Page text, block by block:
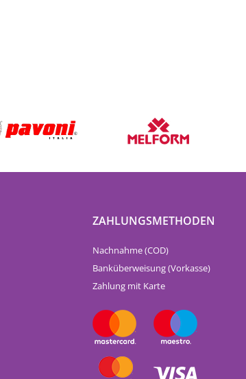
ZAHLUNGSMETHODEN
Nachnahme (COD)
Banküberweisung (Vorkasse)
Zahlung mit Karte